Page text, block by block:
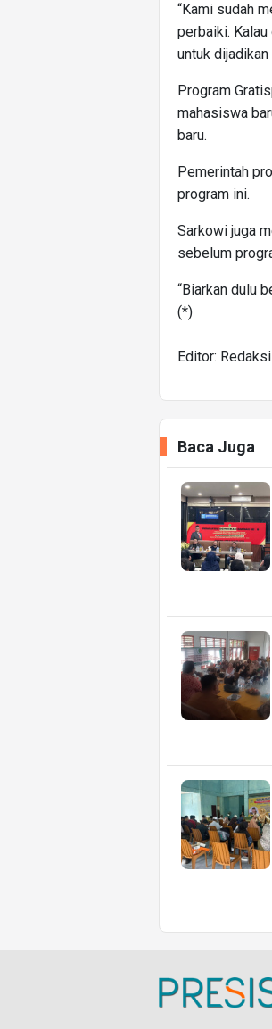
“Kami sudah
perbaiki.
untuk
Program
mahasiswa
baru.
Pemerintah
program ini.
Sarkowi juga
sebelum
“Biarkan dulu
(*)
Editor: Redaksi
Baca Juga